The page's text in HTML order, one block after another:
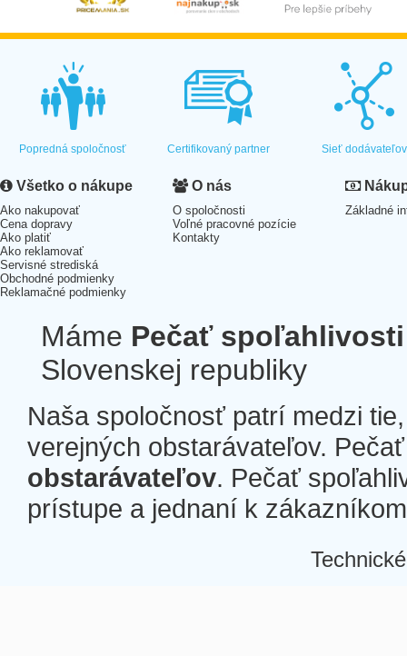
Popredná spoločnosť Certifikovaný partner Sieť dodávateľov
Všetko o nákupe
Ako nakupovať
Cena dopravy
Ako platiť
Ako reklamovať
Servisné strediská
Obchodné podmienky
Reklamačné podmienky
O nás
O spoločnosti
Voľné pracovné pozície
Kontakty
Základné
Máme Pečať spoľahlivosti
Slovenskej republiky
Naša spoločnosť patrí medzi
verejných obstarávateľov.
obstarávateľov. Pečať
prístupe a jednaní k